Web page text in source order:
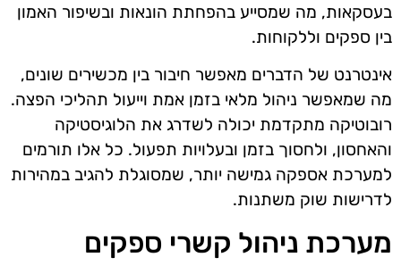
בעסקאות, מה שמסייע בהפחתת הונאות ובשיפור האמון
בין ספקים וללקוחות.
אינטרנט של הדברים מאפשר חיבור בין מכשירים שונים,
מה שמאפשר ניהול מלאי בזמן אמת וייעול תהליכי הפצה.
רובוטיקה מתקדמת יכולה לשדרג את הלוגיסטיקה
והאחסון, ולחסוך בזמן ובעלויות תפעול. כל אלו תורמים
למערכת אספקה גמישה יותר, שמסוגלת להגיב במהירות
לדרישות שוק משתנות.
מערכת ניהול קשרי ספקים